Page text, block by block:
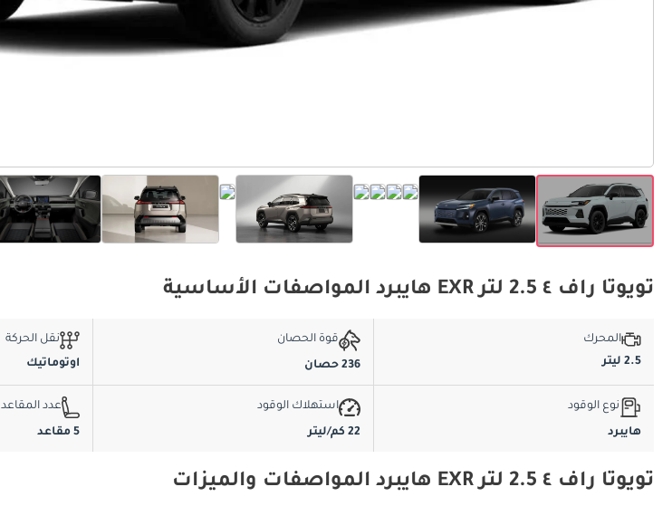
تويوتا راف ٤ 2.5 لتر EXR هايبرد المواصفات الأساسية
المحرك
2.5 ليتر
قوة الحصان
236 حصان
نقل الحركة
اوتوماتيك
نوع الوقود
هايبرد
استهلاك الوقود
22 كم/ليتر
عدد المقاعد
5 مقاعد
تويوتا راف ٤ 2.5 لتر EXR هايبرد المواصفات والميزات